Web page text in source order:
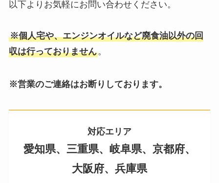
以下よりお気軽にお問い合わせください。
※個人宅や、エンジンオイルなど廃食油以外の回
収は行っておりません。
※営業のご連絡はお断りしております。
対応エリア
愛知県、三重県、岐阜県、京都府、
大阪府、兵庫県